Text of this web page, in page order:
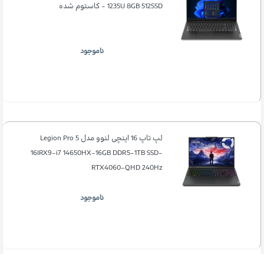
1235U 8GB 512SSD - کاستوم شده
ناموجود
لپ تاپ 16 اینچی لنوو مدل Legion Pro 5
16IRX9-i7 14650HX-16GB DDR5-1TB SSD-
RTX4060-QHD 240Hz
ناموجود